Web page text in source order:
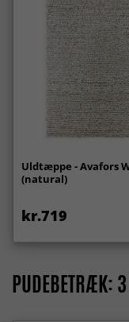
Uldtæppe - Avafors
(natural)
kr.719
PUDEBETRÆK: